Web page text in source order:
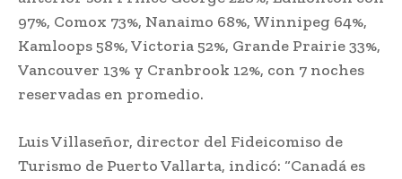
97%, Comox 73%, Nanaimo 68%, Winnipeg 64%,
Kamloops 58%, Victoria 52%, Grande Prairie 33%,
Vancouver 13% y Cranbrook 12%, con 7 noches
reservadas en promedio.
Luis Villaseñor, director del Fideicomiso de
Turismo de Puerto Vallarta, indicó: “Canadá es